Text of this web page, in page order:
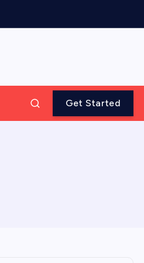
Get Started